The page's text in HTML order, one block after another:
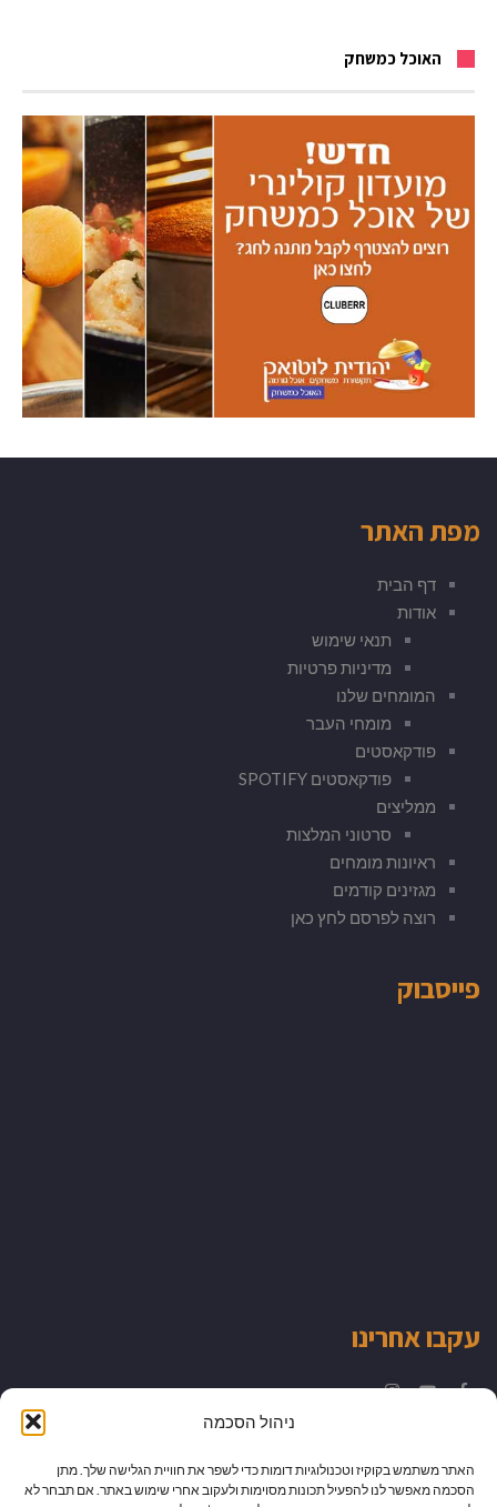
ניהול הסכמה
האתר משתמש בקוקיז וטכנולוגיות דומות כדי לשפר את חוויית הגלישה שלך. מתן
הסכמה מאפשר לנו להפעיל תכונות מסוימות ולעקוב אחרי שימוש באתר. אם תבחר לא
האוכל כמשחק
מפת האתר
דף הבית
אודות
תנאי שימוש
מדיניות פרטיות
המומחים שלנו
מומחי העבר
פודקאסטים
פודקאסטים SPOTIFY
ממליצים
סרטוני המלצות
ראיונות מומחים
מגזינים קודמים
רוצה לפרסם לחץ כאן
פייסבוק
עקבו אחרינו